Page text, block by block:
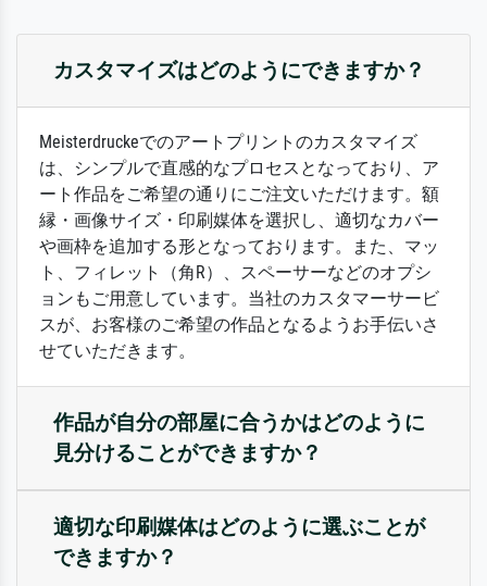
カスタマイズはどのようにできますか？
Meisterdruckeでのアートプリントのカスタマイズ
は、シンプルで直感的なプロセスとなっており、ア
ート作品をご希望の通りにご注文いただけます。額
縁・画像サイズ・印刷媒体を選択し、適切なカバー
や画枠を追加する形となっております。また、マッ
ト、フィレット（角R）、スペーサーなどのオプシ
ョンもご用意しています。当社のカスタマーサービ
スが、お客様のご希望の作品となるようお手伝いさ
せていただきます。
作品が自分の部屋に合うかはどのように
見分けることができますか？
適切な印刷媒体はどのように選ぶことが
できますか？